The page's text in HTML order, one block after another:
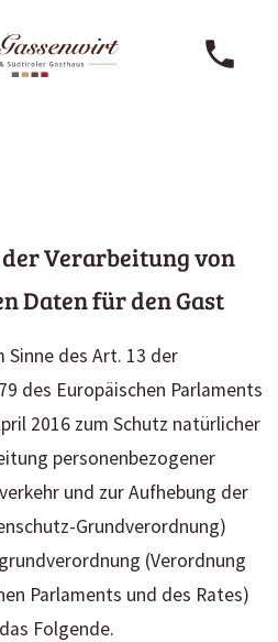
Verarbeitung von
Daten für den Gast
Sinne des Art. 13 der
des Europäischen Parlaments
2016 zum Schutz natürlicher
personenbezogener
und zur Aufhebung der
Grundverordnung)
(Verordnung
Parlaments und des Rates)
Folgende.